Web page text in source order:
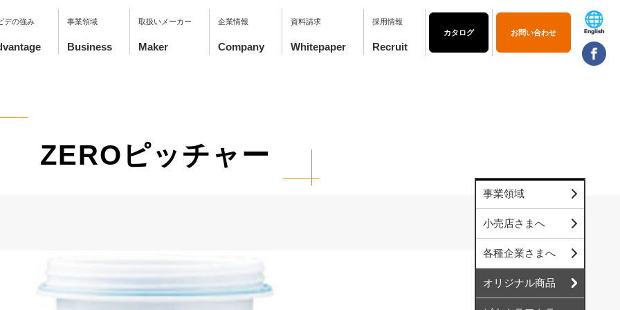
デの強み 事業領域 取扱いメーカー 企業情報 資料請求
採用情報
カタログ
お問い合わせ
ZEROピッチャー
事業領域
小売店さまへ
各種企業さまへ
オリジナル商品